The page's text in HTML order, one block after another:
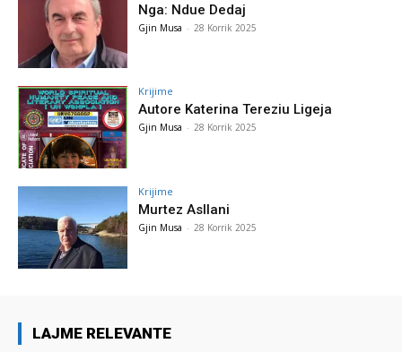
Nga: Ndue Dedaj
Gjin Musa - 28 Korrik 2025
Krijime
Autore Katerina Tereziu Ligeja
Gjin Musa - 28 Korrik 2025
Krijime
Murtez Asllani
Gjin Musa - 28 Korrik 2025
LAJME RELEVANTE